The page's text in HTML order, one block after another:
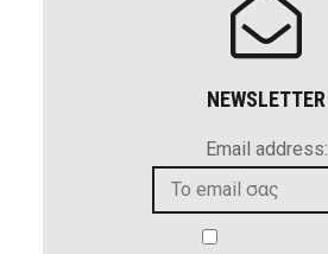
NEWSLETTER
Email address: